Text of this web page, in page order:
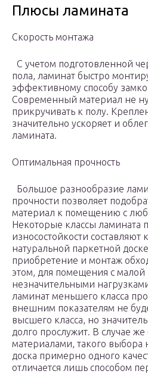
Плюсы ламината
Скорость монтажа
С учетом подготовленной
пола, ламинат быстро
эффективному способу
Современный материал не
прикручивать к полу.
значительно ускоряет и
ламината.
Оптимальная прочность
Большое разнообразие
прочности позволяет
материал к помещению с
Некоторые классы ламината
износостойкости
натуральной паркетной
приобретение и монтаж
этом, для помещения с
незначительными
ламинат меньшего класса
внешним показателям не
высшего класса, но
долго прослужит. В случае
материалами, такого выбора
доска примерно одного
отличается лишь способом